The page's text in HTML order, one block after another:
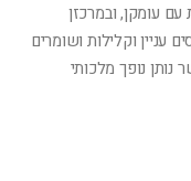
עם עומקן, ובמרכזן
וקלילות ושומרים
נותן נופך מלכותי